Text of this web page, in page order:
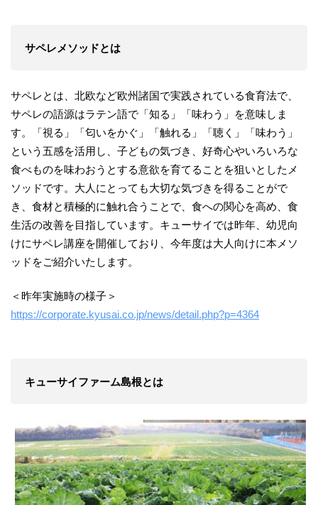
サペレメソッドとは
サペレとは、北欧など欧州諸国で実践されている食育法で、
サペレの語源はラテン語で「知る」「味わう」を意味しま
す。「視る」「匂いをかぐ」「触れる」「聴く」「味わう」
という五感を活用し、子どもの気づき、好奇心やいろいろな
食べものを味わおうとする意欲を育てることを狙いとしたメ
ソッドです。大人にとっても大切な気づきを得ることがで
き、食材と積極的に触れ合うことで、食への関心を高め、食
生活の改善を目指しています。キューサイでは昨年、幼児向
けにサペレ講座を開催しており、今年度は大人向けに本メソ
ッドをご紹介いたします。
＜昨年実施時の様子＞
https://corporate.kyusai.co.jp/news/detail.php?p=4364
キューサイファーム島根とは